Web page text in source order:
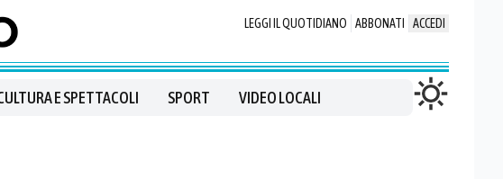
LEGGI IL QUOTIDIANO ABBONATI ACCEDI
E SPETTACOLI SPORT VIDEO LOCALI